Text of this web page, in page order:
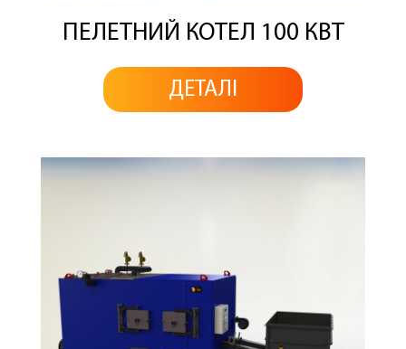
ПЕЛЕТНИЙ КОТЕЛ 100 КВТ
ДЕТАЛІ